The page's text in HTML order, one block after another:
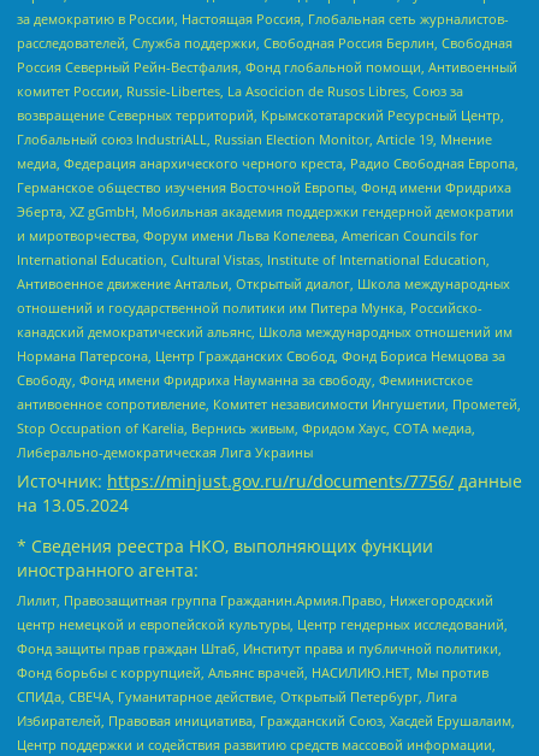
за демократию в России, Настоящая Россия, Глобальная сеть журналистов-
расследователей, Служба поддержки, Свободная Россия Берлин, Свободная
Россия Северный Рейн-Вестфалия, Фонд глобальной помощи, Антивоенный
комитет России, Russie-Libertes, La Asocicion de Rusos Libres, Союз за
возвращение Северных территорий, Крымскотатарский Ресурсный Центр,
Глобальный союз IndustriALL, Russian Election Monitor, Article 19, Мнение
медиа, Федерация анархического черного креста, Радио Свободная Европа,
Германское общество изучения Восточной Европы, Фонд имени Фридриха
Эберта, XZ gGmbH, Мобильная академия поддержки гендерной демократии
и миротворчества, Форум имени Льва Копелева, American Councils for
International Education, Cultural Vistas, Institute of International Education,
Антивоенное движение Антальи, Открытый диалог, Школа международных
отношений и государственной политики им Питера Мунка, Российско-
канадский демократический альянс, Школа международных отношений им
Нормана Патерсона, Центр Гражданских Свобод, Фонд Бориса Немцова за
Свободу, Фонд имени Фридриха Науманна за свободу, Феминистское
антивоенное сопротивление, Комитет независимости Ингушетии, Прометей,
Stop Occupation of Karelia, Вернись живым, Фридом Хаус, СОТА медиа,
Либерально-демократическая Лига Украины
Источник: https://minjust.gov.ru/ru/documents/7756/ данные
на 13.05.2024
* Сведения реестра НКО, выполняющих функции
иностранного агента:
Лилит, Правозащитная группа Гражданин.Армия.Право, Нижегородский
центр немецкой и европейской культуры, Центр гендерных исследований,
Фонд защиты прав граждан Штаб, Институт права и публичной политики,
Фонд борьбы с коррупцией, Альянс врачей, НАСИЛИЮ.НЕТ, Мы против
СПИДа, СВЕЧА, Гуманитарное действие, Открытый Петербург, Лига
Избирателей, Правовая инициатива, Гражданский Союз, Хасдей Ерушалаим,
Центр поддержки и содействия развитию средств массовой информации,